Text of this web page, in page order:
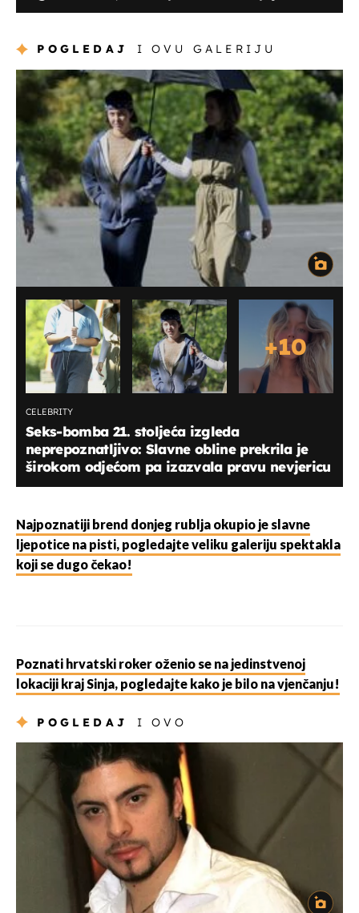
POGLEDAJ I OVU GALERIJU
+10
CELEBRITY
Seks-bomba 21. stoljeća izgleda
neprepoznatljivo: Slavne obline prekrila je
širokom odjećom pa izazvala pravu nevjericu
Najpoznatiji brend donjeg rublja okupio je slavne
ljepotice na pisti, pogledajte veliku galeriju spektakla
koji se dugo čekao!
Poznati hrvatski roker oženio se na jedinstvenoj
lokaciji kraj Sinja, pogledajte kako je bilo na vjenčanju!
POGLEDAJ I OVO